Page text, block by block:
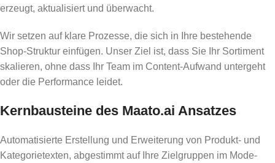
erzeugt, aktualisiert und überwacht.
Wir setzen auf klare Prozesse, die sich in Ihre bestehende
Shop-Struktur einfügen. Unser Ziel ist, dass Sie Ihr Sortiment
skalieren, ohne dass Ihr Team im Content-Aufwand untergeht
oder die Performance leidet.
Kernbausteine des Maato.ai Ansatzes
Automatisierte Erstellung und Erweiterung von Produkt- und
Kategorietexten, abgestimmt auf Ihre Zielgruppen im Mode-